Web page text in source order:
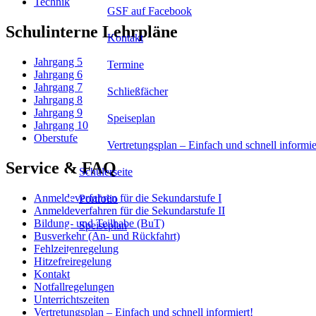
GSF auf Facebook
Kontakt
Termine
Schließfächer
Speiseplan
Vertretungsplan – Einfach und schnell
Schülerseite
Portfolio
Speiseplan
Schulinterne Lehrpläne
Jahrgang 5
Jahrgang 6
Jahrgang 7
Jahrgang 8
Jahrgang 9
Jahrgang 10
Oberstufe
Service & FAQ
Anmeldeverfahren für die Sekundarstufe I
Anmeldeverfahren für die Sekundarstufe II
Bildung- und Teilhabe (BuT)
Busverkehr (An- und Rückfahrt)
Fehlzeitenregelung
Hitzefreiregelung
Kontakt
Notfallregelungen
Unterrichtszeiten
Vertretungsplan – Einfach und schnell informiert!